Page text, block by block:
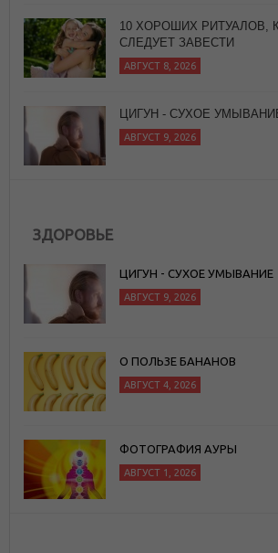
АВГУСТ 8, 2026
ЦИГУН - СУХОЕ УМЫВАНИЕ
ЗДОРОВЬЕ
ЦИГУН - СУХОЕ УМЫВАНИЕ
АВГУСТ 9, 2026
О ПОЛЬЗЕ БАНАНОВ
АВГУСТ 4, 2026
ФОТОГРАФИЯ АУРЫ
АВГУСТ 1, 2026